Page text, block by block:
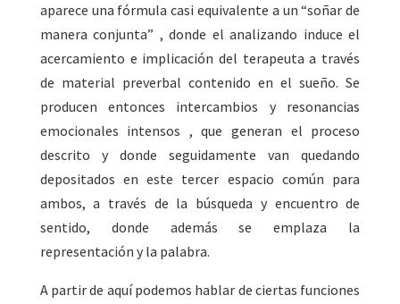
aparece una fórmula casi equivalente a un “soñar de
manera conjunta” , donde el analizando induce el
acercamiento e implicación del terapeuta a través
de material preverbal contenido en el sueño. Se
producen entonces intercambios y resonancias
emocionales intensos , que generan el proceso
descrito y donde seguidamente van quedando
depositados en este tercer espacio común para
ambos, a través de la búsqueda y encuentro de
sentido, donde además se emplaza la
representación y la palabra.
A partir de aquí podemos hablar de ciertas funciones